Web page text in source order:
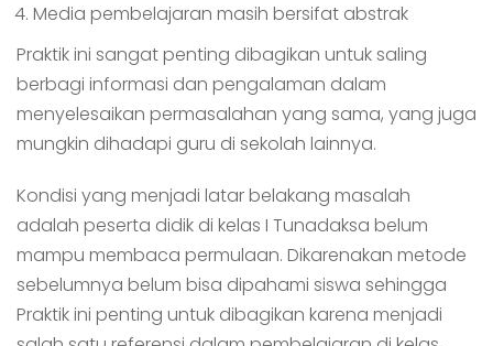
Media pembelajaran masih bersifat abstrak
Praktik ini sangat penting dibagikan untuk saling
berbagi informasi dan pengalaman dalam
menyelesaikan permasalahan yang sama, yang juga
mungkin dihadapi guru di sekolah lainnya.
Kondisi yang menjadi latar belakang masalah
adalah peserta didik di kelas I Tunadaksa belum
mampu membaca permulaan. Dikarenakan metode
sebelumnya belum bisa dipahami siswa sehingga
Praktik ini penting untuk dibagikan karena menjadi